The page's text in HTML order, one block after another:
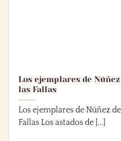
Los ejemplares de
las Fallas
Los ejemplares de Núñez
Fallas Los astados de [...]